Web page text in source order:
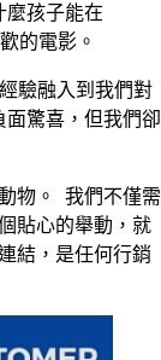
麼孩子能在
的電影。
驗融入到我們對
驚喜，但我們卻
物。 我們不僅需
貼心的舉動，就
結，是任何行銷